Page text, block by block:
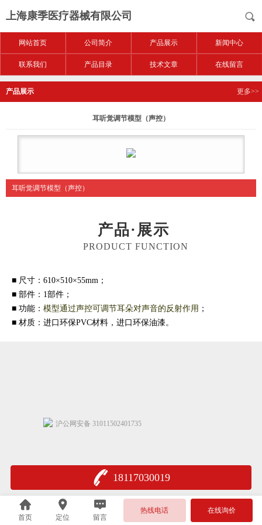
上海康季医疗器械有限公司
网站首页 公司简介 产品展示 新闻中心
联系我们 产品目录 技术文章 在线留言
产品展示 更多>>
耳听觉调节模型（声控）
耳听觉调节模型（声控）
产品·展示
PRODUCT FUNCTION
■ 尺寸： 610×510×55mm ；
■ 部件：1部件；
■ 功能： 模型通过声控可调节耳朵对声音的反射作用 ；
■ 材质：进口环保PVC材料，进口环保油漆。
18117030019
首页 定位 留言
热线电话 在线询价
沪公网安备 31011502401735